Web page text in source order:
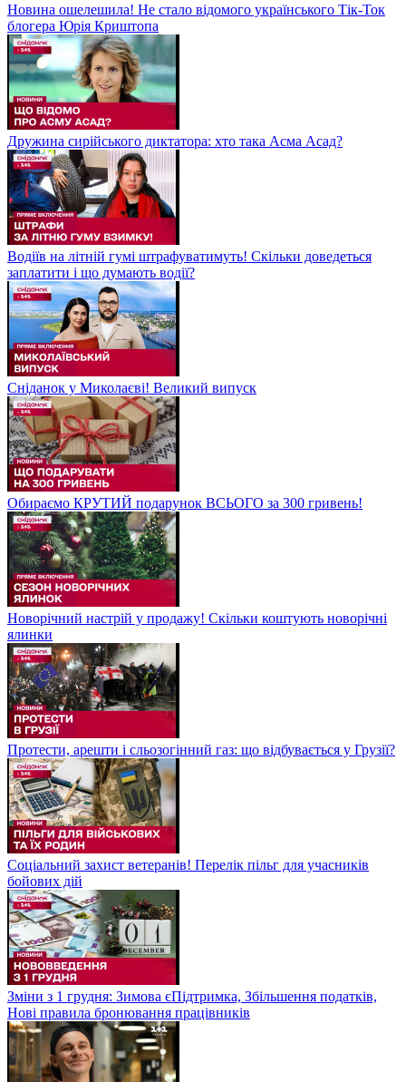
Новина ошелешила! Не стало відомого українського Тік-Ток
блогера Юрія Криштопа
Дружина сирійського диктатора: хто така Асма Асад?
Водіїв на літній гумі штрафуватимуть! Скільки доведеться
заплатити і що думають водії?
Сніданок у Миколаєві! Великий випуск
Обираємо КРУТИЙ подарунок ВСЬОГО за 300 гривень!
Новорічний настрій у продажу! Скільки коштують новорічні
ялинки
Протести, арешти і сльозогінний газ: що відбувається у Грузії?
Соціальний захист ветеранів! Перелік пільг для учасників
бойових дій
Зміни з 1 грудня: Зимова єПідтримка, Збільшення податків,
Нові правила бронювання працівників